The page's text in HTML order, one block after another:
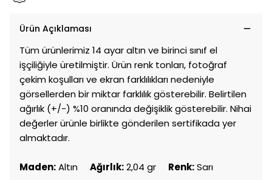
Ürün Açıklaması
Tüm ürünlerimiz 14 ayar altın ve birinci sınıf el
işçiliğiyle üretilmiştir. Ürün renk tonları, fotoğraf
çekim koşulları ve ekran farklılıkları nedeniyle
görsellerden bir miktar farklılık gösterebilir. Belirtilen
ağırlık (+/-) %10 oranında değişiklik gösterebilir. Nihai
değerler ürünle birlikte gönderilen sertifikada yer
almaktadır.
Maden:Altın Ağırlık:2,04 gr Renk:Sarı